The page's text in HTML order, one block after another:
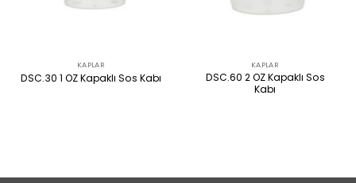
KAPLAR
DSC.30 1 OZ Kapaklı Sos Kabı
KAPLAR
DSC.60 2 OZ Kapaklı Sos
Kabı